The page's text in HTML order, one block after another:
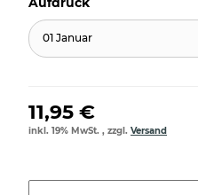
01 Januar
11,95 €
inkl. 19% MwSt. , zzgl. Versand